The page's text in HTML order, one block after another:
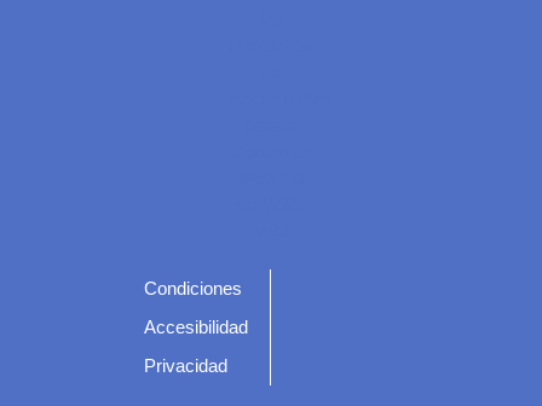
Condiciones
Accesibilidad
Privacidad